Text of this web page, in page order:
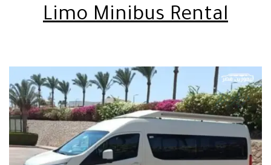
Limo Minibus Rental